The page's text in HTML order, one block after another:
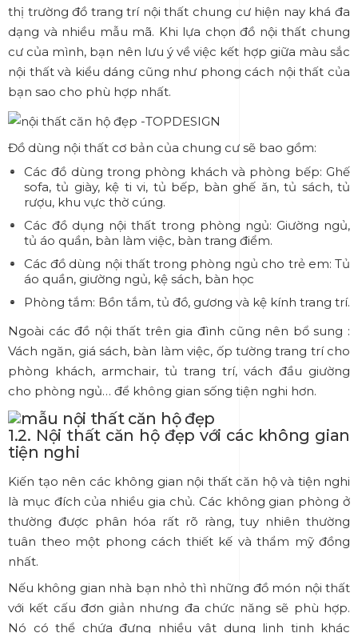
thị trường đồ trang trí nội thất chung cư hiện nay khá đa
dạng và nhiều mẫu mã. Khi lựa chọn đồ nội thất chung
cư của mình, bạn nên lưu ý về việc kết hợp giữa màu sắc
nội thất và kiểu dáng cũng như phong cách nội thất của
bạn sao cho phù hợp nhất.
Đồ dùng nội thất cơ bản của chung cư sẽ bao gồm:
Các đồ dùng trong phòng khách và phòng bếp: Ghế
sofa, tủ giày, kệ ti vi, tủ bếp, bàn ghế ăn, tủ sách, tủ
rượu, khu vực thờ cúng.
Các đồ dụng nội thất trong phòng ngủ: Giường ngủ,
tủ áo quần, bàn làm việc, bàn trang điểm.
Các đồ dùng nội thất trong phòng ngủ cho trẻ em: Tủ
áo quần, giường ngủ, kệ sách, bàn học
Phòng tắm: Bồn tắm, tủ đồ, gương và kệ kính trang trí.
Ngoài các đồ nội thất trên gia đình cũng nên bổ sung :
Vách ngăn, giá sách, bàn làm việc, ốp tường trang trí cho
phòng khách, armchair, tủ trang trí, vách đầu giường
cho phòng ngủ… để không gian sống tiện nghi hơn.
1.2. Nội thất căn hộ đẹp với các không gian
tiện nghi
Kiến tạo nên các không gian nội thất căn hộ và tiện nghi
là mục đích của nhiều gia chủ. Các không gian phòng ở
thường được phân hóa rất rõ ràng, tuy nhiên thường
tuân theo một phong cách thiết kế và thẩm mỹ đồng
nhất.
Nếu không gian nhà bạn nhỏ thì những đồ món nội thất
với kết cấu đơn giản nhưng đa chức năng sẽ phù hợp.
Nó có thể chứa đựng nhiều vật dụng linh tinh khác